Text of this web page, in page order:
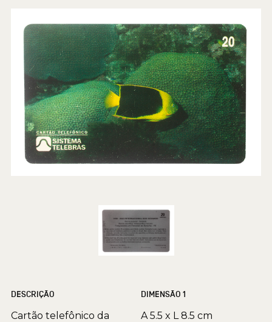
DESCRIÇÃO
Cartão telefônico da
DIMENSÃO 1
A 5.5 x L 8.5 cm